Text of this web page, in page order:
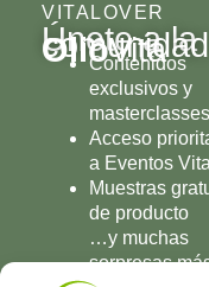
VITALOVER
Únete a la
comunidad
OlioVita
Contenidos
exclusivos y
masterclasses
Acceso
a Eventos
Muestras
de producto
…y muchas
sorpresas